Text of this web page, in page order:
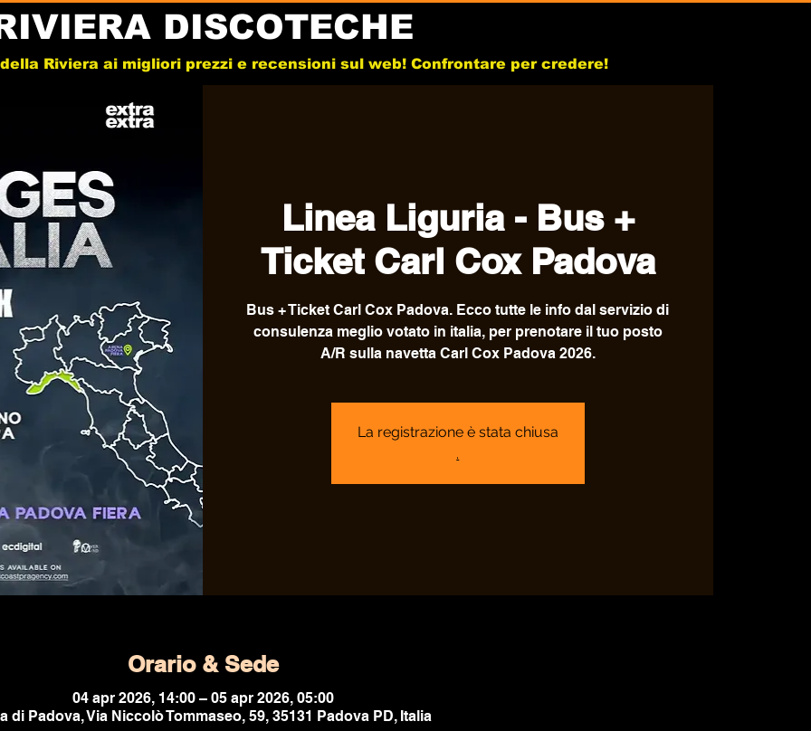
DISCOTECHE
Riviera ai migliori prezzi e recensioni sul web! Confrontare per credere!
Linea Liguria - Bus +
Ticket Carl Cox Padova
Bus + Ticket Carl Cox Padova. Ecco tutte le info dal servizio di
consulenza meglio votato in italia, per prenotare il tuo posto
A/R sulla navetta Carl Cox Padova 2026.
La registrazione è stata chiusa
.
Orario & Sede
04 apr 2026, 14:00 – 05 apr 2026, 05:00
di Padova, Via Niccolò Tommaseo, 59, 35131 Padova PD, Italia